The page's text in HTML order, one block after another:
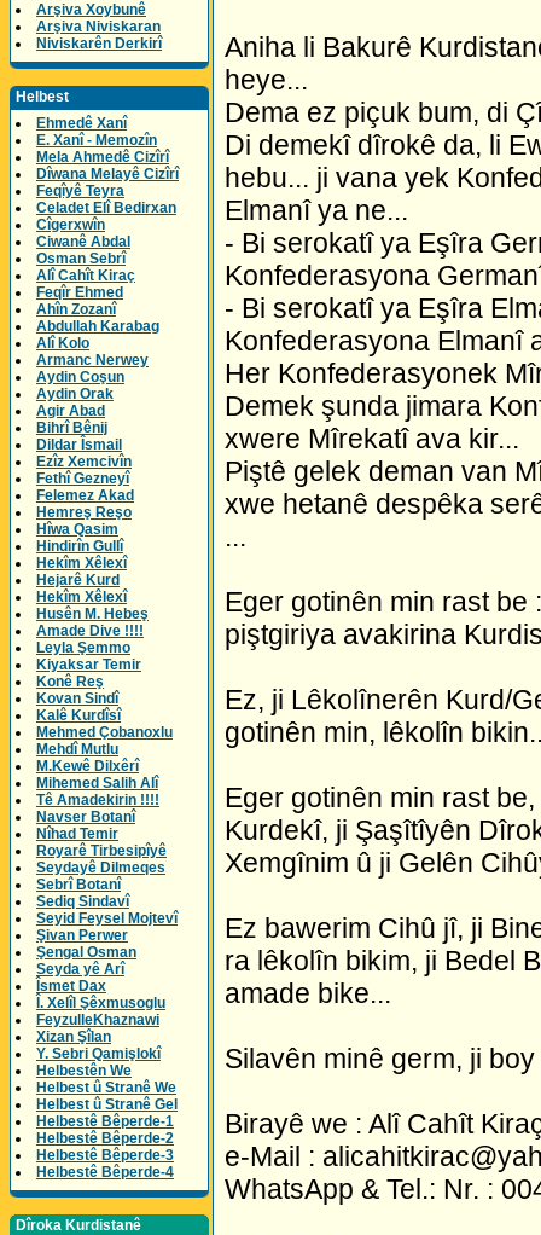
Arşiva Xoybunê
Arşiva Niviskaran
Niviskarên Derkirî
Helbest
Ehmedê Xanî
E. Xanî - Memozîn
Mela Ahmedê Cizîrî
Dîwana Melayê Cizîrî
Feqîyê Teyra
Celadet Elî Bedirxan
Cîgerxwîn
Ciwanê Abdal
Osman Sebrî
Alî Cahît Kiraç
Feqîr Ehmed
Ahîn Zozanî
Abdullah Karabag
Alî Kolo
Armanc Nerwey
Aydin Coşun
Aydin Orak
Agir Abad
Bihrî Bênij
Dildar Îsmail
Ezîz Xemcivîn
Fethî Gezneyî
Felemez Akad
Hemreş Reşo
Hîwa Qasim
Hindirîn Gullî
Hekîm Xêlexî
Hejarê Kurd
Hekîm Xêlexî
Husên M. Hebeş
Amade Dive !!!!
Leyla Şemmo
Kiyaksar Temir
Konê Reş
Kovan Sindî
Kalê Kurdîsî
Mehmed Çobanoxlu
Mehdî Mutlu
M.Kewê Dilxêrî
Mihemed Salih Alî
Tê Amadekirin !!!!
Navser Botanî
Nîhad Temir
Royarê Tirbesipîyê
Seydayê Dilmeqes
Sebrî Botanî
Sediq Sindavî
Seyid Feysel Mojtevî
Şivan Perwer
Şengal Osman
Seyda yê Arî
Îsmet Dax
Î. Xelîl Şêxmusoglu
FeyzulleKhaznawi
Xizan Şîlan
Y. Sebri Qamişlokî
Helbestên We
Helbest û Stranê We
Helbest û Stranê Gel
Helbestê Bêperde-1
Helbestê Bêperde-2
Helbestê Bêperde-3
Helbestê Bêperde-4
Dîroka Kurdistanê
Aniha li Bakurê
heye...
Dema ez piçuk bum, di
Di demekî dîrokê da, li
hebu... ji vana yek
Elmanî ya ne...
- Bi serokatî ya Eşîra
Konfederasyona
- Bi serokatî ya Eşîra
Konfederasyona Elmanî
Her Konfederasyonek
Demek şunda jimara
xwere Mîrekatî ava kir...
Piştê gelek deman van
xwe hetanê despêka
...
Eger gotinên min rast
piştgiriya avakirina
Ez, ji Lêkolînerên Kurd/
gotinên min, lêkolîn
Eger gotinên min rast
Kurdekî, ji Şaşîtîyên
Xemgînim û ji Gelên
Ez bawerim Cihû jî, ji
ra lêkolîn bikim, ji Bedel
amade bike...
Silavên minê germ, ji
Birayê we : Alî Cahît
e-Mail :
WhatsApp & Tel.: Nr. :